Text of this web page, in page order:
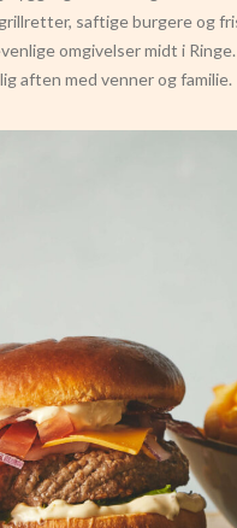
saftige burgere og
omgivelser midt i
aften med venner og familie.